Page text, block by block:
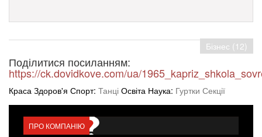
Бізнес (12)
Поділитися посиланням:
https://ck.dovidkove.com/ua/
Краса Здоров'я Спорт: Танці Освіта Наука: Гуртки Секції
ПРО КОМПАНІЮ